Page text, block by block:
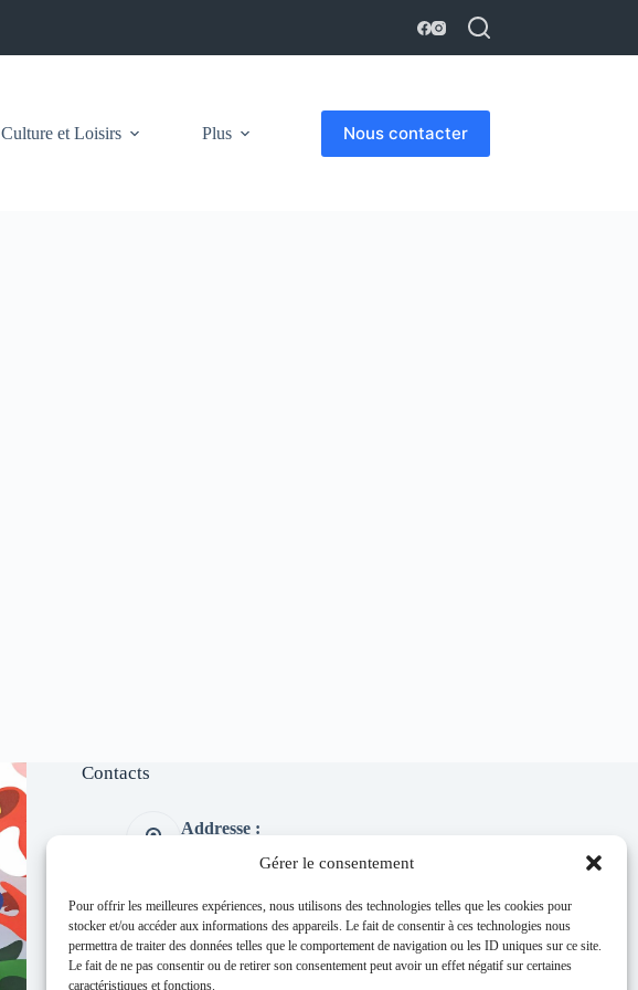
Gérer le consentement
Pour offrir les meilleures expériences, nous utilisons des technologies telles que les cookies pour
stocker et/ou accéder aux informations des appareils. Le fait de consentir à ces technologies nous
permettra de traiter des données telles que le comportement de navigation ou les ID uniques sur ce site.
Le fait de ne pas consentir ou de retirer son consentement peut avoir un effet négatif sur certaines
caractéristiques et fonctions.
Culture et Loisirs Plus Nous contacter
Contacts
Addresse :
04 73 97 91 58
E-mail :
mairie@thuret.fr
Permanences :